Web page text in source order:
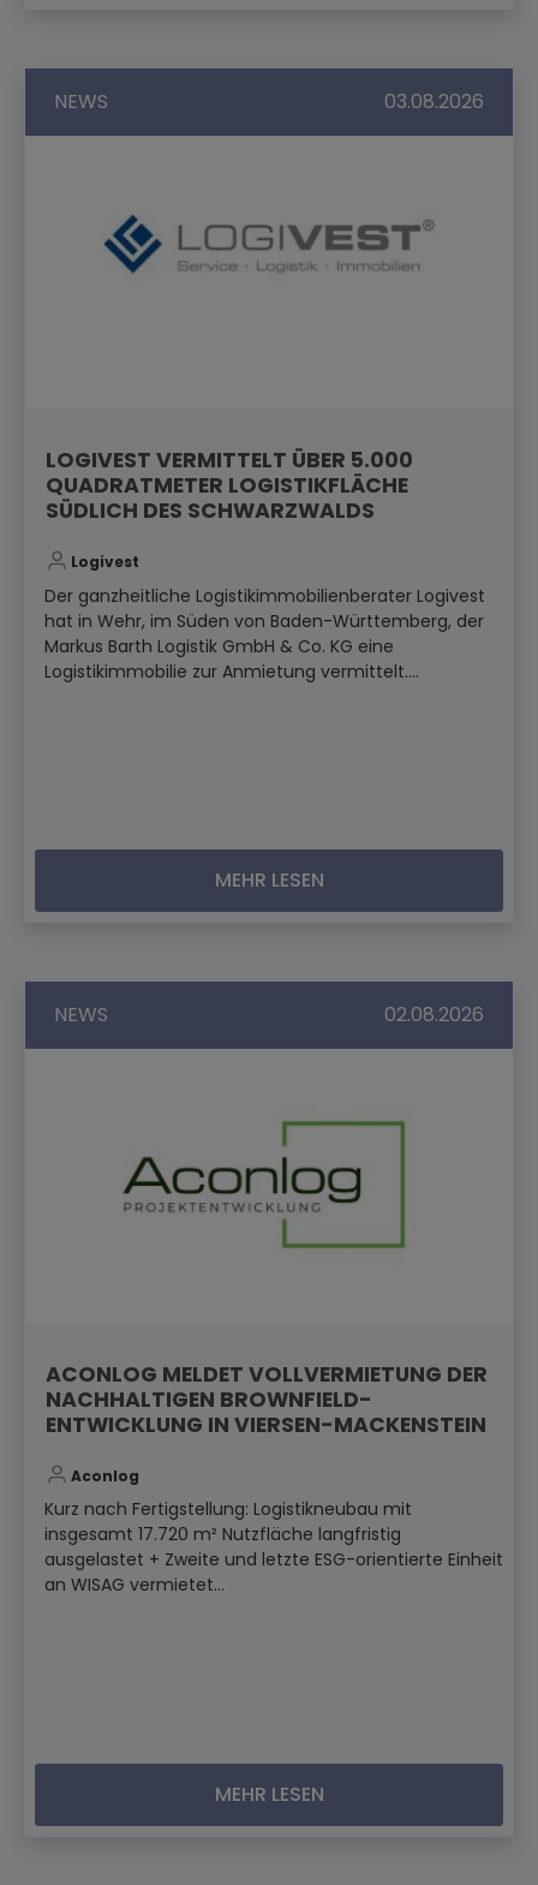
NEWS 03.08.2026
LOGIVEST VERMITTELT ÜBER 5.000
QUADRATMETER LOGISTIKFLÄCHE
SÜDLICH DES SCHWARZWALDS
Logivest
Der ganzheitliche Logistikimmobilienberater Logivest
hat in Wehr, im Süden von Baden-Württemberg, der
Markus Barth Logistik GmbH & Co. KG eine
Logistikimmobilie zur Anmietung vermittelt....
MEHR LESEN
NEWS 02.08.2026
ACONLOG MELDET VOLLVERMIETUNG DER
NACHHALTIGEN BROWNFIELD-
ENTWICKLUNG IN VIERSEN-MACKENSTEIN
Aconlog
Kurz nach Fertigstellung: Logistikneubau mit
insgesamt 17.720 m² Nutzfläche langfristig
ausgelastet + Zweite und letzte ESG-orientierte Einheit
an WISAG vermietet...
MEHR LESEN